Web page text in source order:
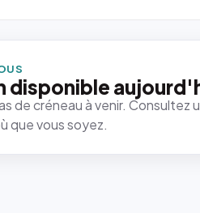
disponible
de créneau à venir.
que vous soyez.